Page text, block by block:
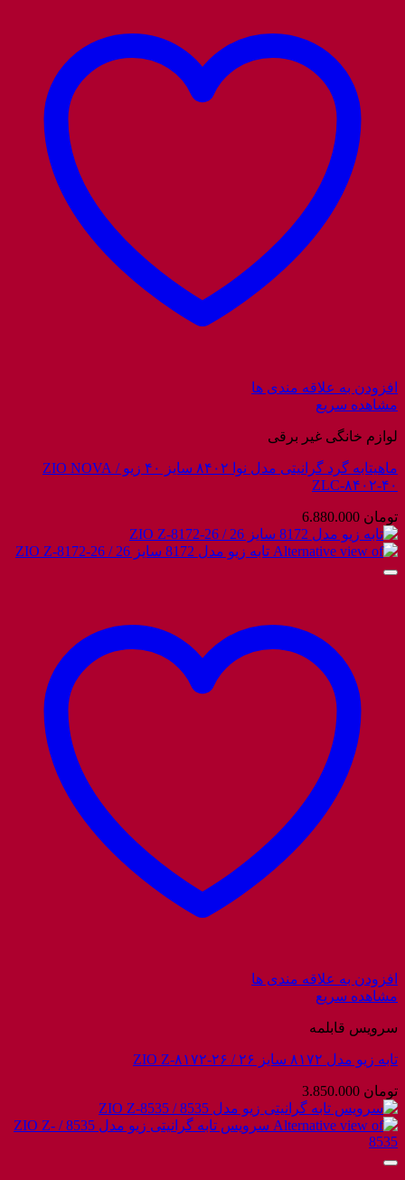
افزودن به علاقه مندی ها
مشاهده سریع
لوازم خانگی غیر برقی
ماهیتابه گرد گرانیتی مدل نوا ۸۴۰۲ سایز ۴۰ زیو / ZIO NOVA
ZLC-۸۴۰۲-۴۰
تومان
افزودن به علاقه مندی ها
مشاهده سریع
سرویس قابلمه
تابه زیو مدل ۸۱۷۲ سایز ۲۶ / ZIO Z-۸۱۷۲-۲۶
تومان